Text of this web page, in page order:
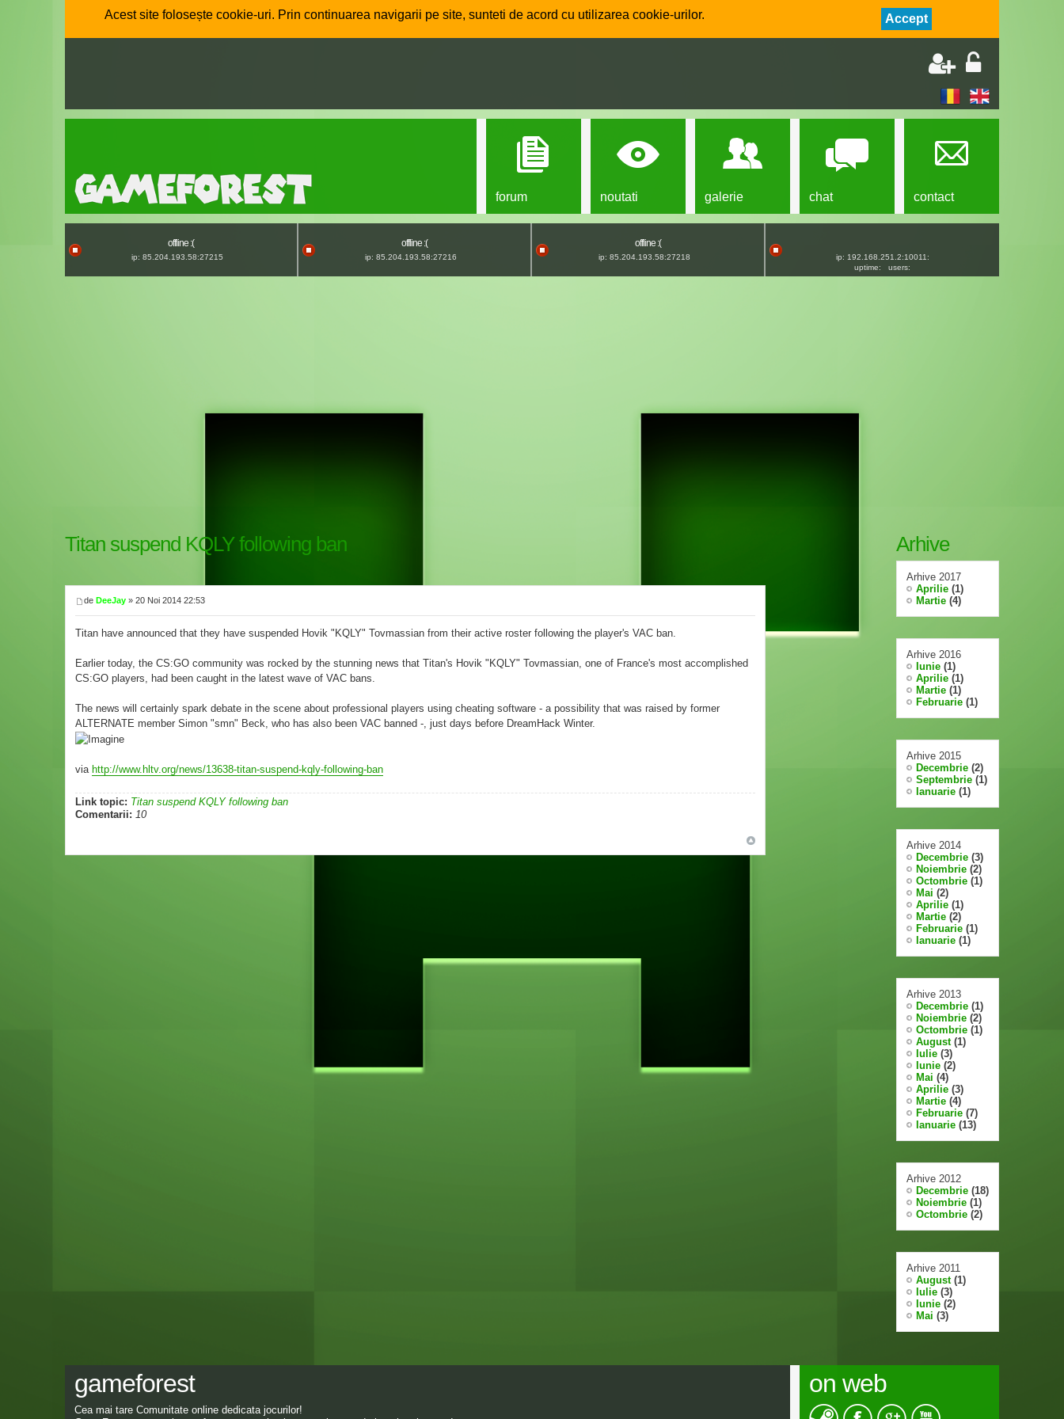
Acest site folosește cookie-uri. Prin continuarea navigarii pe site, sunteti de acord cu utilizarea cookie-urilor. Accept
forum noutati galerie chat contact
offline :(
ip: 85.204.193.58:27215
offline :(
ip: 85.204.193.58:27216
offline :(
ip: 85.204.193.58:27218
ip: 192.168.251.2:10011:
uptime:
users:
Titan suspend KQLY following ban
de DeeJay » 20 Noi 2014 22:53
Titan have announced that they have suspended Hovik "KQLY" Tovmassian from their active roster following the player's VAC ban.
Earlier today, the CS:GO community was rocked by the stunning news that Titan's Hovik "KQLY" Tovmassian, one of France's most accomplished
CS:GO players, had been caught in the latest wave of VAC bans.
The news will certainly spark debate in the scene about professional players using cheating software - a possibility that was raised by former
ALTERNATE member Simon "smn" Beck, who has also been VAC banned -, just days before DreamHack Winter.
via http://www.hltv.org/news/13638-titan-suspend-kqly-following-ban
Link topic: Titan suspend KQLY following ban
Comentarii: 10
Arhive
Arhive 2017
Aprilie (1)
Martie (4)
Arhive 2016
Iunie (1)
Aprilie (1)
Martie (1)
Februarie (1)
Arhive 2015
Decembrie (2)
Septembrie (1)
Ianuarie (1)
Arhive 2014
Decembrie (3)
Noiembrie (2)
Octombrie (1)
Mai (2)
Aprilie (1)
Martie (2)
Februarie (1)
Ianuarie (1)
Arhive 2013
Decembrie (1)
Noiembrie (2)
Octombrie (1)
August(1)
Iulie (3)
Iunie (2)
Mai (4)
Aprilie (3)
Martie (4)
Februarie (7)
Ianuarie (13)
Arhive 2012
Decembrie (18)
Noiembrie (1)
Octombrie (2)
Arhive 2011
August(1)
Iulie (3)
Iunie (2)
Mai (3)
gameforest
Cea mai tare Comunitate online dedicata jocurilor!
on web